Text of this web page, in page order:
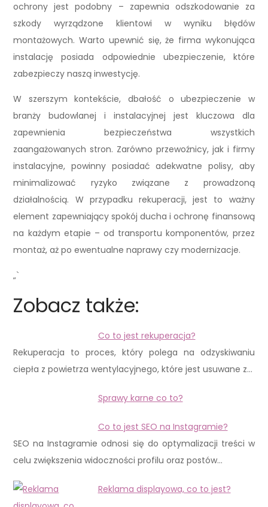
ochrony jest podobny – zapewnia odszkodowanie za
szkody wyrządzone klientowi w wyniku błędów
montażowych. Warto upewnić się, że firma wykonująca
instalację posiada odpowiednie ubezpieczenie, które
zabezpieczy naszą inwestycję.
W szerszym kontekście, dbałość o ubezpieczenie w
branży budowlanej i instalacyjnej jest kluczowa dla
zapewnienia bezpieczeństwa wszystkich
zaangażowanych stron. Zarówno przewoźnicy, jak i firmy
instalacyjne, powinny posiadać adekwatne polisy, aby
minimalizować ryzyko związane z prowadzoną
działalnością. W przypadku rekuperacji, jest to ważny
element zapewniający spokój ducha i ochronę finansową
na każdym etapie – od transportu komponentów, przez
montaż, aż po ewentualne naprawy czy modernizacje.
„`
Zobacz także:
Co to jest rekuperacja?
Rekuperacja to proces, który polega na odzyskiwaniu
ciepła z powietrza wentylacyjnego, które jest usuwane z…
Sprawy karne co to?
Co to jest SEO na Instagramie?
SEO na Instagramie odnosi się do optymalizacji treści w
celu zwiększenia widoczności profilu oraz postów…
Reklama displayowa, co to jest?